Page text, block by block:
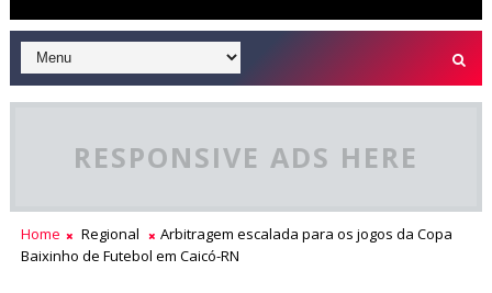
RESPONSIVE ADS HERE
Home Regional
Arbitragem escalada para os jogos da Copa
Baixinho de Futebol em Caicó-RN